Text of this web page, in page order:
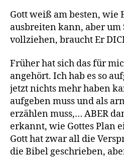
Gott weiß am besten, wie
ausbreiten kann, aber um
vollziehen, braucht Er
Früher hat sich das für
angehört. Ich hab es so
jetzt nichts mehr haben
aufgeben muss und als
erzählen muss,… ABER
erkannt, wie Gottes Plan
Gott hat zwar all die
die Bibel geschrieben,